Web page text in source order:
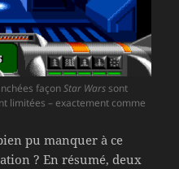
façonStar Wars sont
limitées – exactement comme
pu manquer à ce
? En résumé, deux